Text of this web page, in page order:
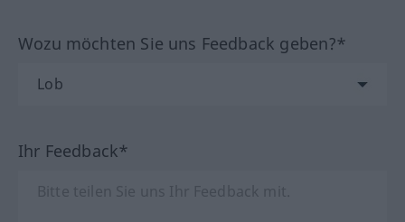
Wozu möchten Sie uns Feedback geben?*
Ihr Feedback*